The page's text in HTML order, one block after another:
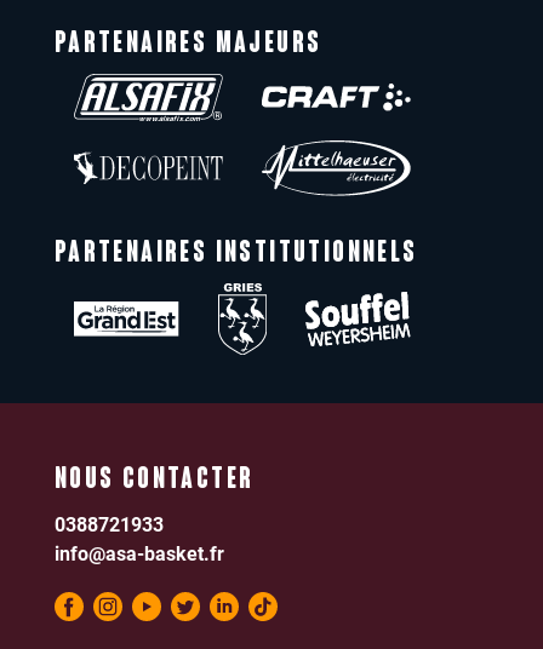
PARTENAIRES MAJEURS
PARTENAIRES INSTITUTIONNELS
NOUS CONTACTER
0388721933
info@asa-basket.fr